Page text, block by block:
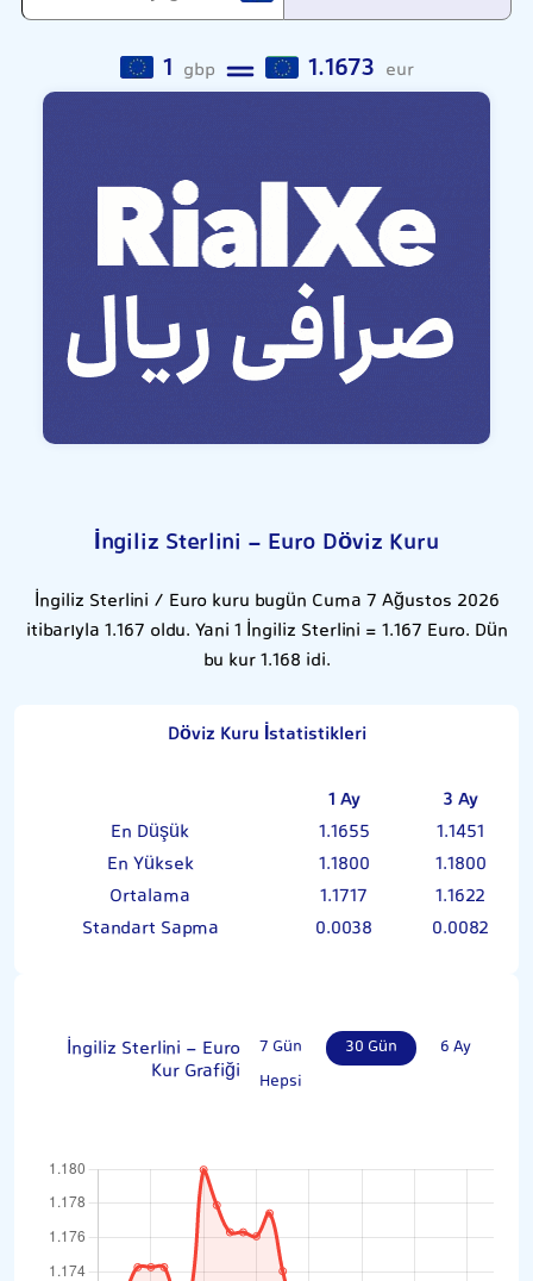
1 gbp 1.1673 eur
İngiliz Sterlini - Euro Döviz Kuru
İngiliz Sterlini / Euro kuru bugün Cuma 7 Ağustos 2026
itibarıyla 1.167 oldu. Yani 1 İngiliz Sterlini = 1.167 Euro. Dün
bu kur 1.168 idi.
Döviz Kuru İstatistikleri
1 Ay
3 Ay
En Düşük
1.1655
1.1451
En Yüksek
1.1800
1.1800
Ortalama
1.1717
1.1622
Standart Sapma
0.0038 0.0082
İngiliz Sterlini - Euro
Kur Grafiği
7 Gün 30 Gün
6 Ay
Hepsi